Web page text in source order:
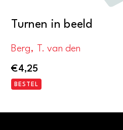
Turnen in beeld
Berg, T. van den
€4,25
BESTEL